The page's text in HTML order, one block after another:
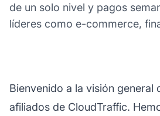
de un solo nivel y pagos
líderes como e-commerce,
Bienvenido a la visión general
afiliados de CloudTraffic.